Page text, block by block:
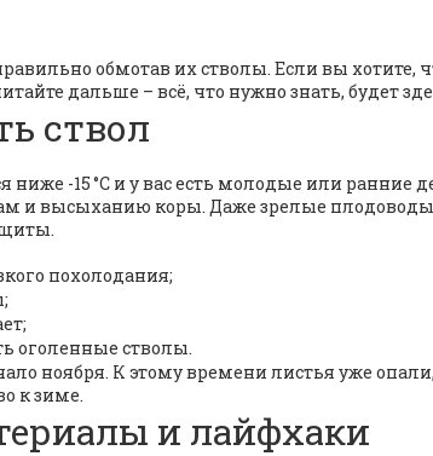
обмотав их стволы. Если вы хотите,
дальше – всё, что нужно знать, будет
ствол
ниже -15 °C и у вас есть молодые или ранние
и высыханию коры. Даже зрелые
похолодания;
оголенные стволы.
ноября. К этому времени листья уже
к зиме.
и лайфхаки